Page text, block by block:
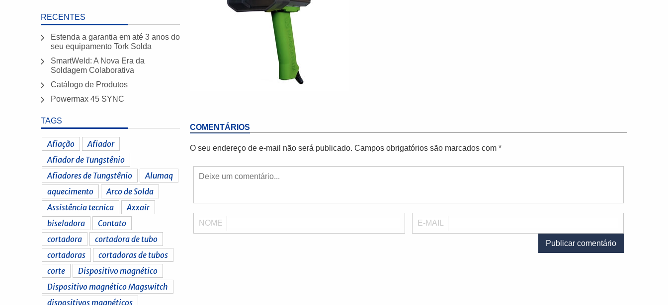
RECENTES
Estenda a garantia em até 3 anos do
seu equipamento Tork Solda
SmartWeld: A Nova Era da
Soldagem Colaborativa
Catálogo de Produtos
Powermax 45 SYNC
TAGS
Afiação
Afiador
Afiador de Tungstênio
Afiadores de Tungstênio
Alumaq
aquecimento
Arco de Solda
Assistência tecnica
Axxair
biseladora
Contato
cortadora
cortadora de tubo
cortadoras
cortadoras de tubos
corte
Dispositivo magnético
Dispositivo magnético Magswitch
dispositivos magnéticos
COMENTÁRIOS
O seu endereço de e-mail não será publicado. Campos obrigatórios são marcados com *
NOME E-MAIL